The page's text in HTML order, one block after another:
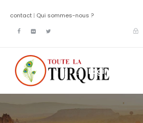
contact | Qui sommes-nous ?
Login